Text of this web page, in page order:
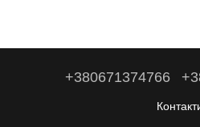
+380671374766